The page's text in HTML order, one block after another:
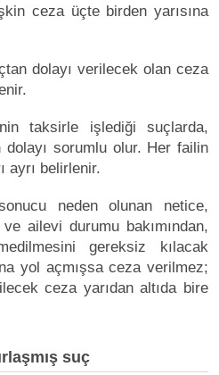
ceza üçte birden yarısına
dolayı verilecek olan ceza
taksirle işlediği suçlarda,
sorumlu olur. Her failin
ayrı belirlenir.
neden olunan netice,
ailevi durumu bakımından,
gereksiz kılacak
yol açmışsa ceza verilmez;
ceza yarıdan altıda bire
suç